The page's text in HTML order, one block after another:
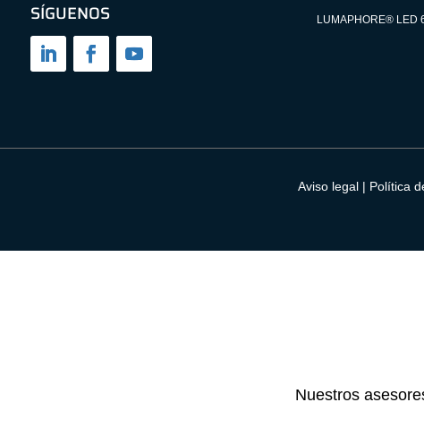
SÍGUENOS LUMAPHORE® LED
Aviso legal| Política
Nuestros